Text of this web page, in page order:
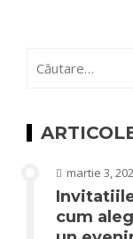
după:
martie 3,
cum